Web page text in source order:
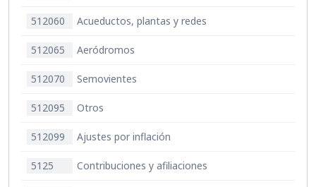
512060 Acueductos, plantas y redes
512065 Aeródromos
512070 Semovientes
512095 Otros
512099 Ajustes por inflación
5125 Contribuciones y afiliaciones